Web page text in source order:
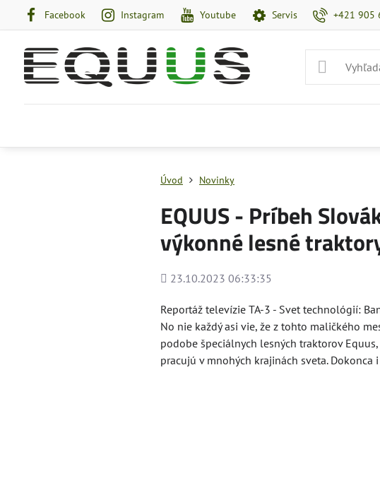
Facebook Instagram Youtube Servis +421 905
Úvod Novinky
EQUUS - Príbeh
výkonné lesné
Pridané
23.10.2023 06:33:35
Reportáž televízie TA-3 - Svet technológií:
No nie každý asi vie, že z tohto maličkého
podobe špeciálnych lesných traktorov
pracujú v mnohých krajinách sveta. Dokonca